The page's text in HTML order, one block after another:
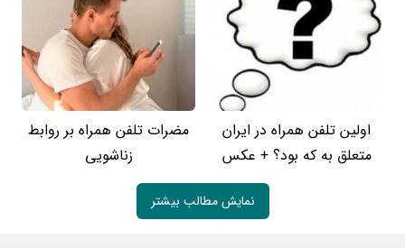
اولین تلفن همراه در ایران
متعلق به که بود؟ + عکس
مضرات تلفن همراه بر روابط
زناشویی
نمایش مطالب بیشتر